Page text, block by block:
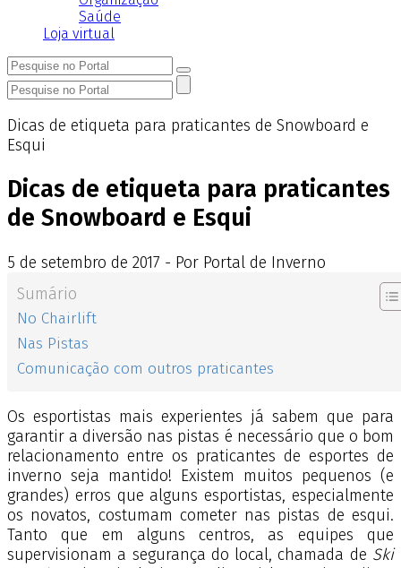
Saúde
Loja virtual
Dicas de etiqueta para praticantes de Snowboard e
Esqui
Dicas de etiqueta para praticantes
de Snowboard e Esqui
5 de setembro de 2017 - Por Portal de Inverno
Sumário
No Chairlift
Nas Pistas
Comunicação com outros praticantes
Os esportistas mais experientes já sabem que para
garantir a diversão nas pistas é necessário que o bom
relacionamento entre os praticantes de esportes de
inverno seja mantido! Existem muitos pequenos (e
grandes) erros que alguns esportistas, especialmente
os novatos, costumam cometer nas pistas de esqui.
Tanto que em alguns centros, as equipes que
supervisionam a segurança do local, chamada de Ski